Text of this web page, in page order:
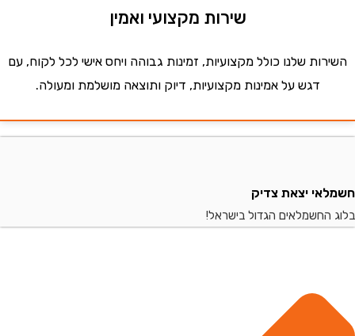
שירות מקצועי ואמין
שלנו כולל מקצועיות, זמינות גבוהה ויחס אישי לכל לקוח, עם
דגש על אמינות מקצועיות, דיוק ותוצאה מושלמת ומעולה.
יצאת צדיק
הגדול בישראל!